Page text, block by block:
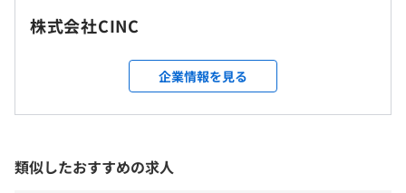
『CAMM DB』
ロジーの力で効率化し、成果を上げるシステムです。
買い手となる企業のM＆A実績に関する約二万件のデータ
の自動収集・分析や、決算書などの自動読み取り等を行う
取得が難しいとされる未上場企業の情報を含めた膨大な買
＜リモートワークOKの環境です＞
全退社です）
株式会社CINC
企業情報を見る
類似したおすすめの求人